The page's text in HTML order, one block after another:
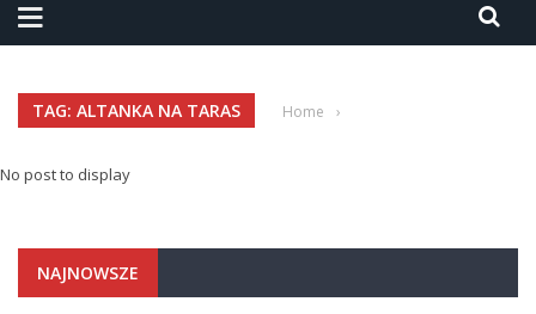
TAG: ALTANKA NA TARAS Home ›
No post to display
NAJNOWSZE